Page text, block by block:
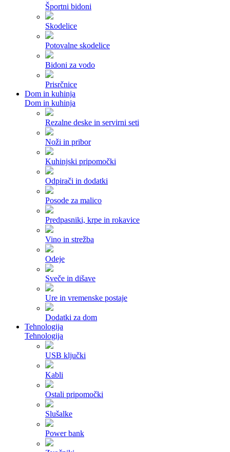
Športni bidoni
Skodelice
Potovalne skodelice
Bidoni za vodo
Prisrčnice
Dom in kuhinja
Dom in kuhinja
Rezalne deske in servirni seti
Noži in pribor
Kuhinjski pripomočki
Odpirači in dodatki
Posode za malico
Predpasniki, krpe in rokavice
Vino in strežba
Odeje
Sveče in dišave
Ure in vremenske postaje
Dodatki za dom
Tehnologija
Tehnologija
USB ključki
Kabli
Ostali pripomočki
Slušalke
Power bank